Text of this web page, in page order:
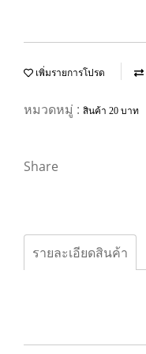
เพิ่มรายการโปรด
หมวดหมู่ : สินค้า 20 บาท
Share
รายละเอียดสินค้า